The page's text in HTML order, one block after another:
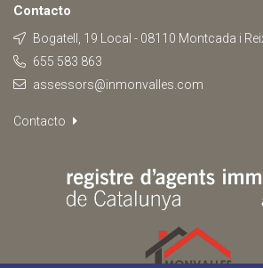
Contacto
Bogatell, 19 Local - 08110 Montcada i
655 583 863
assessors@inmonvalles.com
Contacto